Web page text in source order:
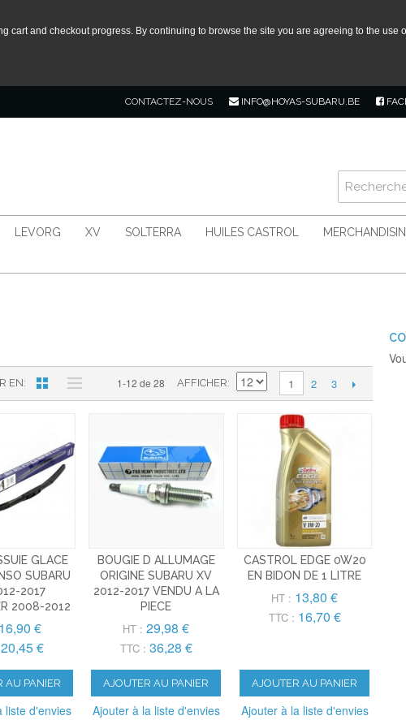
cart and checkout progress. By continuing to browse the site you are agreeing to the use
CONTACTEZ-NOUS INFO@HOYAS-SUBARU.BE
LEVORG XV SOLTERRA HUILES CASTROL
EN 1-12 de 28 AFFICHER 1 2 3
GLACE
SUBARU
2017
2008-2012
16,90 €
20,45 €
AU PANIER
liste d'envies
BOUGIE D ALLUMAGE
ORIGINE SUBARU XV
2012-2017 VENDU A LA
PIECE
HT : 29,98 €
TTC : 36,28 €
AJOUTER AU PANIER
Ajouter à la liste d'envies
CASTROL EDGE 0W20
EN BIDON DE 1 LITRE
HT : 13,80 €
TTC : 16,70 €
AJOUTER AU PANIER
Ajouter à la liste d'envies